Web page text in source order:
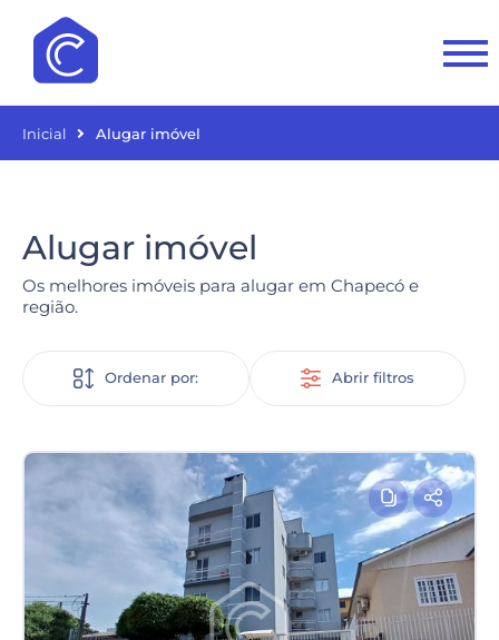
Inicial Alugar imóvel
Alugar imóvel
Os melhores imóveis para alugar em Chapecó e
região.
Ordenar por: Abrir filtros